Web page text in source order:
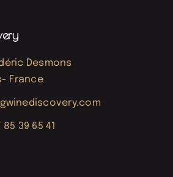
Desmons
France
39 65 41